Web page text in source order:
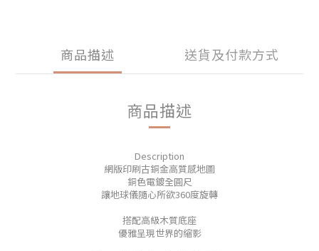
商品描述 送貨及付款方式
商品描述
Description
網版印刷古銅金高質感地圖
銅色電鍍全圓尺
讓地球儀隨心所欲360度旋轉
搭配高級木質底座
優雅呈現世界的縮影